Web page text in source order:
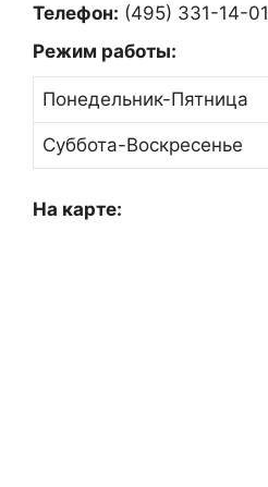
Телефон: (495) 331-14-01
Режим работы:
Понедельник-Пятница
Суббота-Воскресенье
На карте: